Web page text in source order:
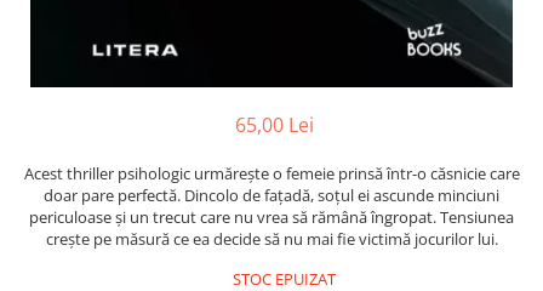
Caiete dictando
Caiete tip I, II și III
Caiete foi veline
Rezerve pentru caiete
65,00 Lei
Acest thriller psihologic urmărește o femeie prinsă într-o căsnicie care
doar pare perfectă. Dincolo de fațadă, soțul ei ascunde minciuni
periculoase și un trecut care nu vrea să rămână îngropat. Tensiunea
crește pe măsură ce ea decide să nu mai fie victimă jocurilor lui.
STOC EPUIZAT